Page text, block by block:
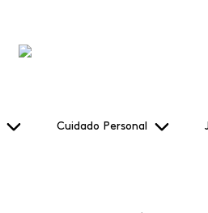
Cuidado Personal